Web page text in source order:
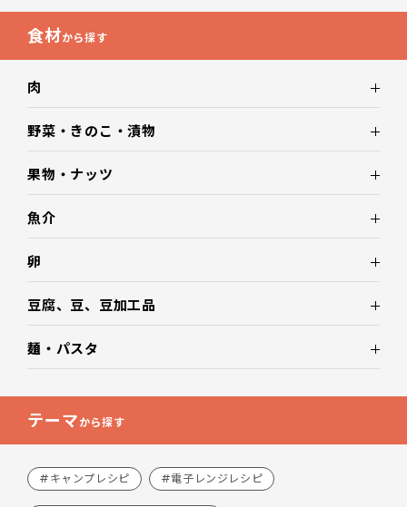
食材から探す
肉
野菜・きのこ・漬物
果物・ナッツ
魚介
卵
豆腐、豆、豆加工品
麺・パスタ
テーマから探す
#キャンプレシピ #電子レンジレシピ